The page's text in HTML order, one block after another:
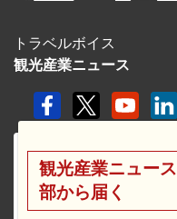
トラベルボイス
観光産業ニュース
観光産業ニュー
部から届く